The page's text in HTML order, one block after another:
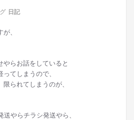
日記
、
やらお話をしていると
てしまうので、
られてしまうのが、
やらチラシ発送やら、